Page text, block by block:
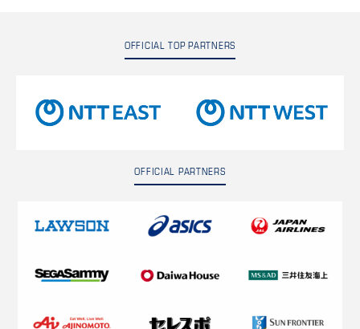
OFFICIAL TOP PARTNERS
OFFICIAL PARTNERS